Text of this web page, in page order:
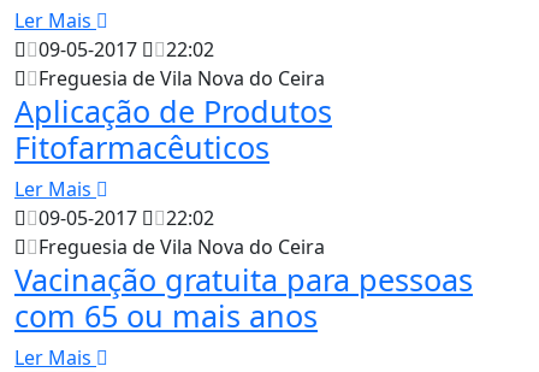
Ler Mais
09-05-2017
22:02
Freguesia de Vila Nova do Ceira
Aplicação de Produtos
Fitofarmacêuticos
Ler Mais
09-05-2017
22:02
Freguesia de Vila Nova do Ceira
Vacinação gratuita para pessoas
com 65 ou mais anos
Ler Mais